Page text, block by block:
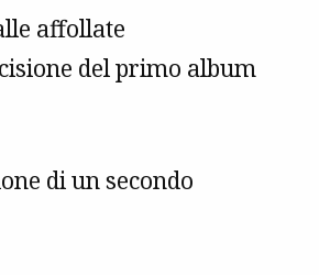
affollate
del primo album
di un secondo